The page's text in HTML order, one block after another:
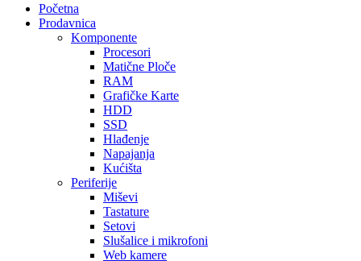
Početna
Prodavnica
Komponente
Procesori
Matične Ploče
RAM
Grafičke Karte
HDD
SSD
Hlađenje
Napajanja
Kućišta
Periferije
Miševi
Tastature
Setovi
Slušalice i mikrofoni
Web kamere